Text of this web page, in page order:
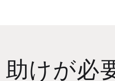
助けが必